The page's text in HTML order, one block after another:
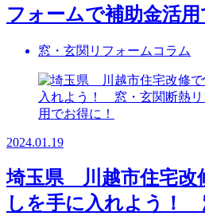
フォームで補助金活用
窓・玄関リフォームコラム
2024.01.19
埼玉県 川越市住宅改
しを手に入れよう！